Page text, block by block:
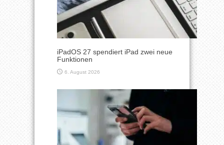
iPadOS 27 spendiert iPad zwei neue
Funktionen
6. August 2026